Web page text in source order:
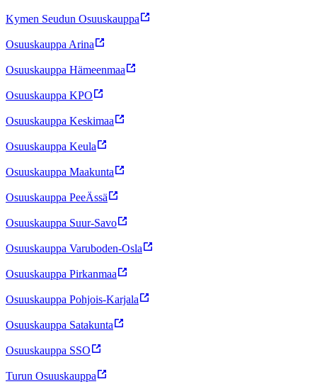
Kymen Seudun Osuuskauppa
Osuuskauppa Arina
Osuuskauppa Hämeenmaa
Osuuskauppa KPO
Osuuskauppa Keskimaa
Osuuskauppa Keula
Osuuskauppa Maakunta
Osuuskauppa PeeÄssä
Osuuskauppa Suur-Savo
Osuuskauppa Varuboden-Osla
Osuuskauppa Pirkanmaa
Osuuskauppa Pohjois-Karjala
Osuuskauppa Satakunta
Osuuskauppa SSO
Turun Osuuskauppa